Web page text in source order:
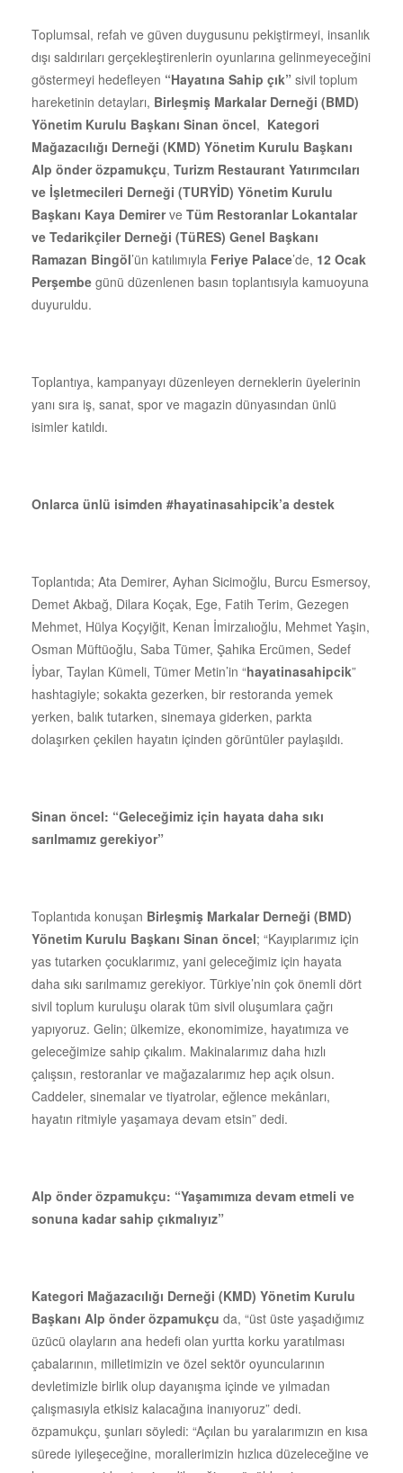
Toplumsal, refah ve güven duygusunu pekiştirmeyi, insanlık
dışı saldırıları gerçekleştirenlerin oyunlarına gelinmeyeceğini
göstermeyi hedefleyen “Hayatına Sahip çık” sivil toplum
hareketinin detayları, Birleşmiş Markalar Derneği (BMD)
Yönetim Kurulu Başkanı Sinan öncel, Kategori
Mağazacılığı Derneği (KMD) Yönetim Kurulu Başkanı
Alp önder özpamukçu, Turizm Restaurant Yatırımcıları
ve İşletmecileri Derneği (TURYİD) Yönetim Kurulu
Başkanı Kaya Demirerve Tüm Restoranlar Lokantalar
ve Tedarikçiler Derneği (TüRES) Genel Başkanı
Ramazan Bingöl’ün katılımıyla Feriye Palace’de, 12 Ocak
Perşembe günü düzenlenen basın toplantısıyla kamuoyuna
duyuruldu.
Toplantıya, kampanyayı düzenleyen derneklerin üyelerinin
yanı sıra iş, sanat, spor ve magazin dünyasından ünlü
isimler katıldı.
Onlarca ünlü isimden #hayatinasahipcik’a destek
Toplantıda; Ata Demirer, Ayhan Sicimoğlu, Burcu Esmersoy,
Demet Akbağ, Dilara Koçak, Ege, Fatih Terim, Gezegen
Mehmet, Hülya Koçyiğit, Kenan İmirzalıoğlu, Mehmet Yaşin,
Osman Müftüoğlu, Saba Tümer, Şahika Ercümen, Sedef
İybar, Taylan Kümeli, Tümer Metin’in “hayatinasahipcik”
hashtagiyle; sokakta gezerken, bir restoranda yemek
yerken, balık tutarken, sinemaya giderken, parkta
dolaşırken çekilen hayatın içinden görüntüler paylaşıldı.
Sinan öncel: “Geleceğimiz için hayata daha sıkı
sarılmamız gerekiyor”
Toplantıda konuşan Birleşmiş Markalar Derneği (BMD)
Yönetim Kurulu Başkanı Sinan öncel; “Kayıplarımız için
yas tutarken çocuklarımız, yani geleceğimiz için hayata
daha sıkı sarılmamız gerekiyor. Türkiye’nin çok önemli dört
sivil toplum kuruluşu olarak tüm sivil oluşumlara çağrı
yapıyoruz. Gelin; ülkemize, ekonomimize, hayatımıza ve
geleceğimize sahip çıkalım. Makinalarımız daha hızlı
çalışsın, restoranlar ve mağazalarımız hep açık olsun.
Caddeler, sinemalar ve tiyatrolar, eğlence mekânları,
hayatın ritmiyle yaşamaya devam etsin” dedi.
Alp önder özpamukçu: “Yaşamımıza devam etmeli ve
sonuna kadar sahip çıkmalıyız”
Kategori Mağazacılığı Derneği (KMD) Yönetim Kurulu
Başkanı Alp önder özpamukçu da, “üst üste yaşadığımız
üzücü olayların ana hedefi olan yurtta korku yaratılması
çabalarının, milletimizin ve özel sektör oyuncularının
devletimizle birlik olup dayanışma içinde ve yılmadan
çalışmasıyla etkisiz kalacağına inanıyoruz” dedi.
özpamukçu, şunları söyledi: “Açılan bu yaralarımızın en kısa
sürede iyileşeceğine, morallerimizin hızlıca düzeleceğine ve